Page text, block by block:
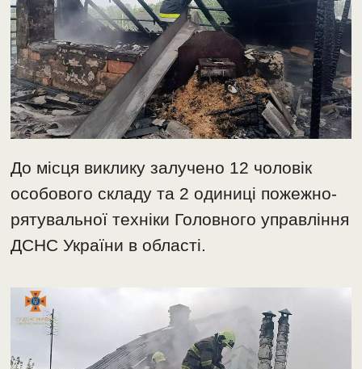
До місця виклику залучено 12 чоловік
особового складу та 2 одиниці пожежно-
рятувальної техніки Головного управління
ДСНС України в області.